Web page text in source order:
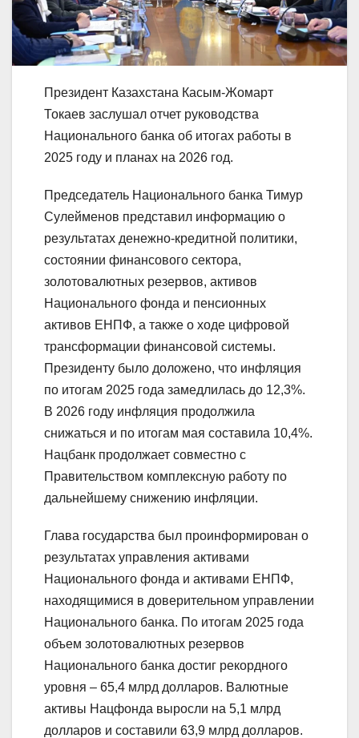
Президент Казахстана Касым-Жомарт
Токаев заслушал отчет руководства
Национального банка об итогах работы в
2025 году и планах на 2026 год.
Председатель Национального банка Тимур
Сулейменов представил информацию о
результатах денежно-кредитной политики,
состоянии финансового сектора,
золотовалютных резервов, активов
Национального фонда и пенсионных
активов ЕНПФ, а также о ходе цифровой
трансформации финансовой системы.
Президенту было доложено, что инфляция
по итогам 2025 года замедлилась до 12,3%.
В 2026 году инфляция продолжила
снижаться и по итогам мая составила 10,4%.
Нацбанк продолжает совместно с
Правительством комплексную работу по
дальнейшему снижению инфляции.
Глава государства был проинформирован о
результатах управления активами
Национального фонда и активами ЕНПФ,
находящимися в доверительном управлении
Национального банка. По итогам 2025 года
объем золотовалютных резервов
Национального банка достиг рекордного
уровня – 65,4 млрд долларов. Валютные
активы Нацфонда выросли на 5,1 млрд
долларов и составили 63,9 млрд долларов.